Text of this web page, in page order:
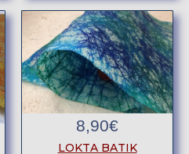
8,90€
LOKTA BATIK